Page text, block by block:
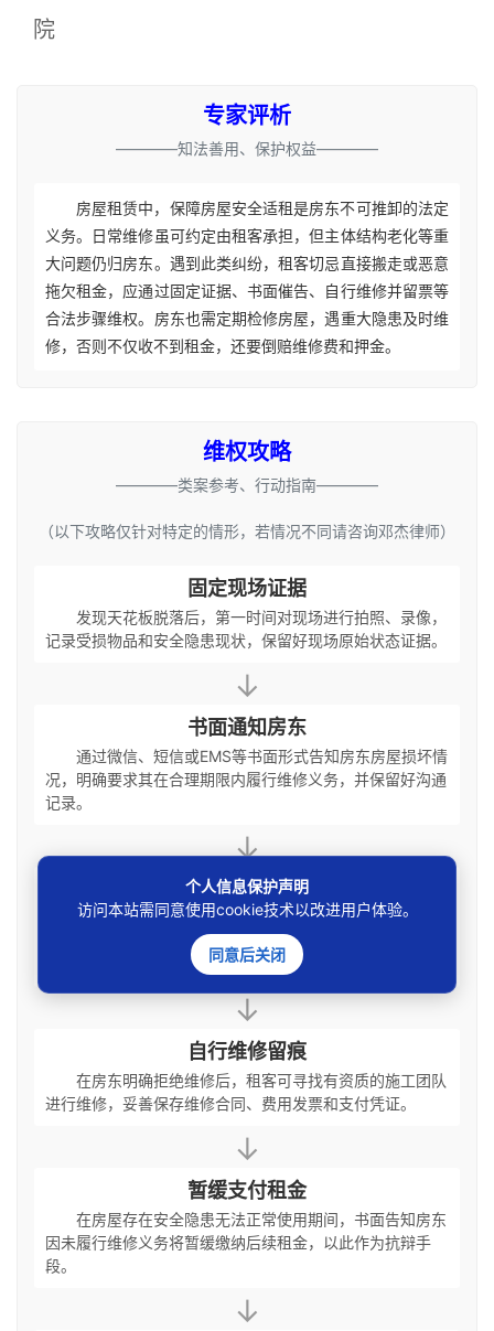
院
专家评析
————知法善用、保护权益————
房屋租赁中，保障房屋安全适租是房东不可推卸的法定
义务。日常维修虽可约定由租客承担，但主体结构老化等重
大问题仍归房东。遇到此类纠纷，租客切忌直接搬走或恶意
拖欠租金，应通过固定证据、书面催告、自行维修并留票等
合法步骤维权。房东也需定期检修房屋，遇重大隐患及时维
修，否则不仅收不到租金，还要倒赔维修费和押金。
维权攻略
————类案参考、行动指南————
（以下攻略仅针对特定的情形，若情况不同请咨询邓杰律师）
固定现场证据
发现天花板脱落后，第一时间对现场进行拍照、录像，
记录受损物品和安全隐患现状，保留好现场原始状态证据。
↓
书面通知房东
通过微信、短信或EMS等书面形式告知房东房屋损坏情
况，明确要求其在合理期限内履行维修义务，并保留好沟通
记录。
↓
委托专业鉴定
若房东推诿责任，可委托专业房屋安全鉴定机构对脱落
原因进行鉴定，证明系房屋老化或质量问题导致，而非租客
↓
自行维修留痕
在房东明确拒绝维修后，租客可寻找有资质的施工团队
进行维修，妥善保存维修合同、费用发票和支付凭证。
↓
暂缓支付租金
在房屋存在安全隐患无法正常使用期间，书面告知房东
因未履行维修义务将暂缓缴纳后续租金，以此作为抗辩手
段。
↓
个人信息保护声明
访问本站需同意使用cookie技术以改进用户体验。
同意后关闭